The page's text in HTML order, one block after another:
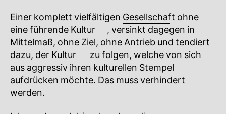
Einer komplett vielfältigen Gesellschaft ohne
eine führende Kultur
, versinkt dagegen in
Mittelmaß, ohne Ziel, ohne Antrieb und tendiert
dazu, der Kultur
zu folgen, welche von sich
aus aggressiv ihren kulturellen Stempel
aufdrücken möchte. Das muss verhindert
werden.